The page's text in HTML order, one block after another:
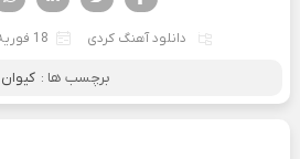
دانلود آهنگ کردی 18 فوریه 2024
برچسب ها : کیوان